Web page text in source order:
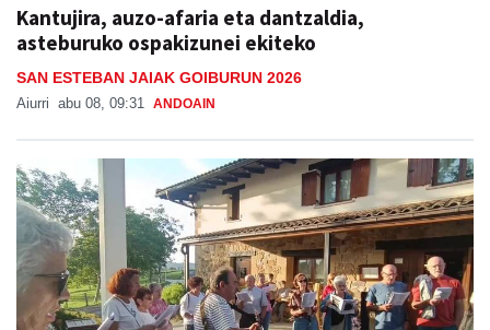
Kantujira, auzo-afaria eta dantzaldia,
asteburuko ospakizunei ekiteko
SAN ESTEBAN JAIAK GOIBURUN 2026
Aiurri abu 08, 09:31 ANDOAIN